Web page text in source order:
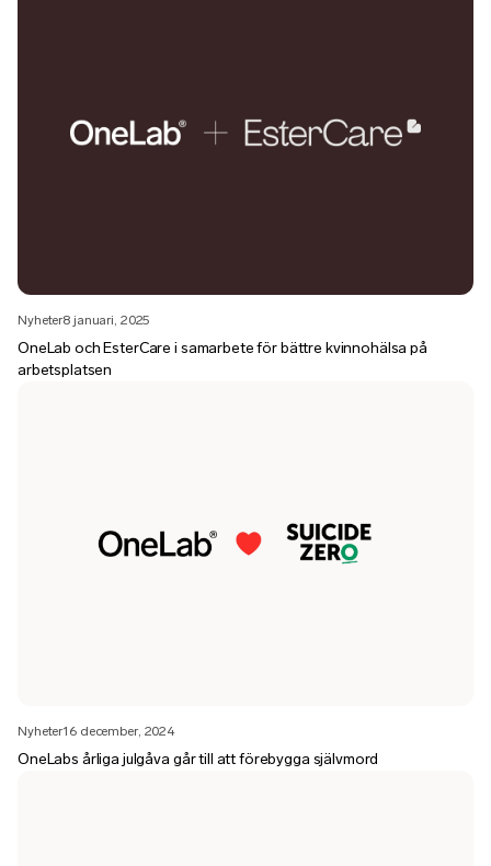
Nyheter8 januari, 2025
OneLab och EsterCare i samarbete för bättre kvinnohälsa på
arbetsplatsen
Nyheter16 december, 2024
OneLabs årliga julgåva går till att förebygga självmord